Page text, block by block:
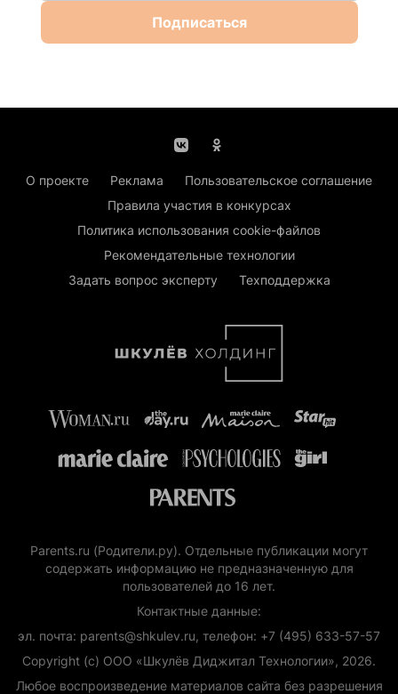
Подписаться
О проекте Реклама
Пользовательское соглашение
Правила участия в конкурсах
Политика использования cookie-файлов
Рекомендательные технологии
Задать вопрос эксперту
Техподдержка
Parents.ru (Родители.ру). Отдельные публикации могут
содержать информацию не предназначенную для
пользователей до 16 лет.
Контактные данные:
эл. почта: parents@shkulev.ru, телефон: +7 (495) 633-57-57
Copyright (с) ООО «Шкулёв Диджитал Технологии», 2026.
Любое воспроизведение материалов сайта без разрешения